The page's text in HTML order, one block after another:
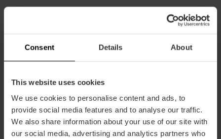
Consent Details About
This website uses cookies
We use cookies to personalise content and ads, to
provide social media features and to analyse our traffic.
We also share information about your use of our site with
our social media, advertising and analytics partners who
50
Cómo llegar